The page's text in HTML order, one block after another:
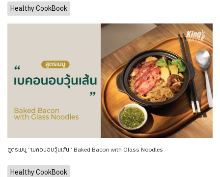
Healthy CookBook
สูตรเมนู “เบคอนอบวุ้นเส้น” Baked Bacon with Glass Noodles
Healthy CookBook